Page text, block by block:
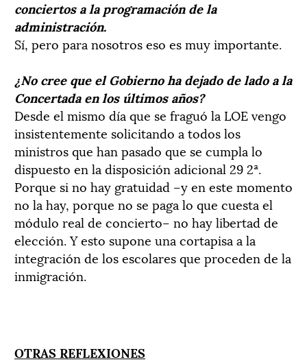
conciertos a la programación de la
administración.
Sí, pero para nosotros eso es muy importante.
¿No cree que el Gobierno ha dejado de lado a la
Concertada en los últimos años?
Desde el mismo día que se fraguó la LOE vengo
insistentemente solicitando a todos los
ministros que han pasado que se cumpla lo
dispuesto en la disposición adicional 29 2ª.
Porque si no hay gratuidad –y en este momento
no la hay, porque no se paga lo que cuesta el
módulo real de concierto– no hay libertad de
elección. Y esto supone una cortapisa a la
integración de los escolares que proceden de la
inmigración.
OTRAS REFLEXIONES